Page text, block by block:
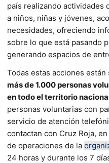
país realizando actividades
a niños, niñas y jóvenes,
necesidades, ofreciendo
sobre lo que está pasando
generando espacios de
Todas estas acciones
más de 1.000 personas
en todo el territorio
personas voluntarias con
servicio de atención
contactan con Cruz Roja,
de operaciones de la
24 horas y durante los 7